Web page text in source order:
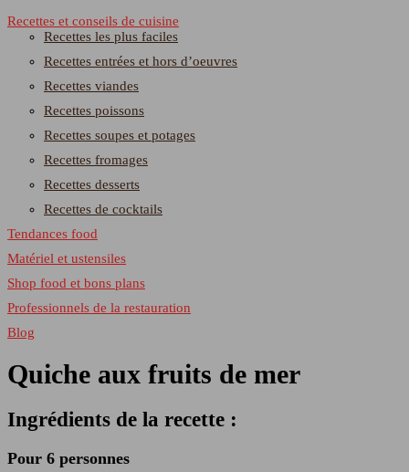
Recettes et conseils de cuisine
Recettes les plus faciles
Recettes entrées et hors d’oeuvres
Recettes viandes
Recettes poissons
Recettes soupes et potages
Recettes fromages
Recettes desserts
Recettes de cocktails
Tendances food
Matériel et ustensiles
Shop food et bons plans
Professionnels de la restauration
Blog
Quiche aux fruits de mer
Ingrédients de la recette :
Pour 6 personnes